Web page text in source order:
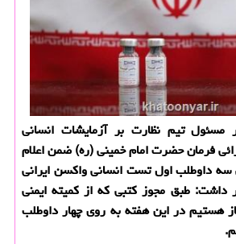
مسئول تیم نظارت بر آزمایشات انسانی
فرمان حضرت امام خمینی (ره) ضمن اعلام
داوطلب اول تست انسانی واکسن ایرانی
داشت: طبق مجوز کتبی که از کمیته ایمنی
هستیم در این هفته به روی چهار داوطلب